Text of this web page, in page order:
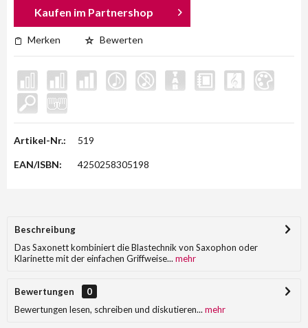
Kaufen im Partnershop
Merken Bewerten
Artikel-Nr.: 519
EAN/ISBN: 4250258305198
Beschreibung
Das Saxonett kombiniert die Blastechnik von Saxophon oder
Klarinette mit der einfachen Griffweise... mehr
Bewertungen
0
Bewertungen lesen, schreiben und diskutieren... mehr